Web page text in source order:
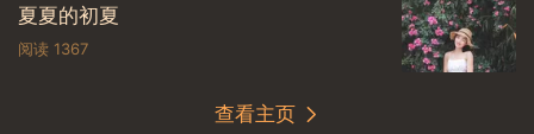
夏夏的初夏
阅读 1367
查看主页